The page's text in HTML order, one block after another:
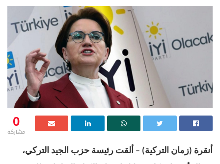
0
مشاركة
أنقرة (زمان التركية) – ألقت رئيسة حزب الجيد التركي،